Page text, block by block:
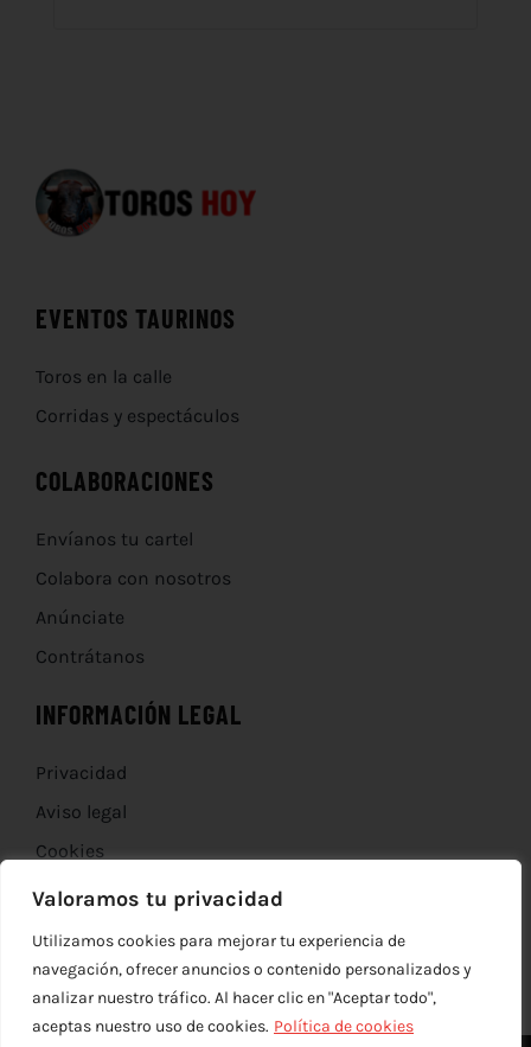
Valoramos tu privacidad
Utilizamos cookies para mejorar tu experiencia de
navegación, ofrecer anuncios o contenido personalizados y
analizar nuestro tráfico. Al hacer clic en "Aceptar todo",
aceptas nuestro uso de cookies. Política de cookies
EVENTOS TAURINOS
Toros en la calle
Corridas y espectáculos
COLABORACIONES
Envíanos tu cartel
Colabora con nosotros
Anúnciate
Contrátanos
INFORMACIÓN LEGAL
Privacidad
Aviso legal
Cookies
Devoluciones